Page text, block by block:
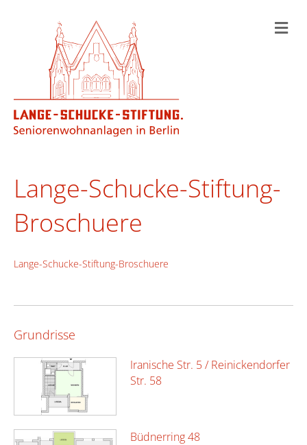
N
a
Lange-Schucke-Stiftung-
Broschuere
Lange-Schucke-Stiftung-Broschuere
Grundrisse
Iranische Str. 5 / Reinickendorfer
Str. 58
Büdnerring 48